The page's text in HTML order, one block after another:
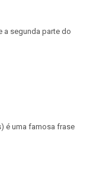
a segunda parte do
é uma famosa frase